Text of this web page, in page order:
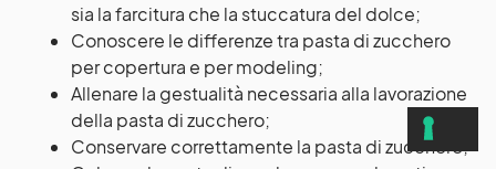
sia la farcitura che la stuccatura del dolce;
Conoscere le differenze tra pasta di zucchero
per copertura e per modeling;
Allenare la gestualità necessaria alla lavorazione
della pasta di zucchero;
Conservare correttamente la pasta di zucchero;